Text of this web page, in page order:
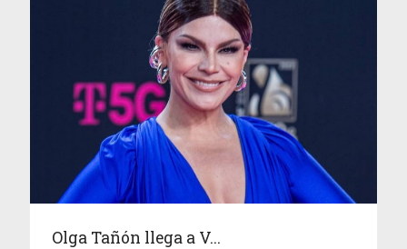
Olga Tañón llega a V...